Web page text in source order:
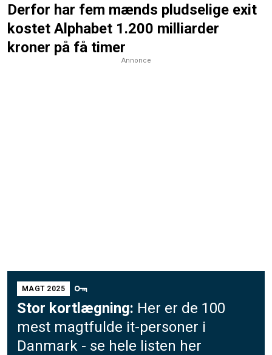
Derfor har fem mænds pludselige exit
kostet Alphabet 1.200 milliarder
kroner på få timer
Annonce
MAGT 2025
Stor kortlægning: Her er de 100
mest magtfulde it-personer i
Danmark - se hele listen her